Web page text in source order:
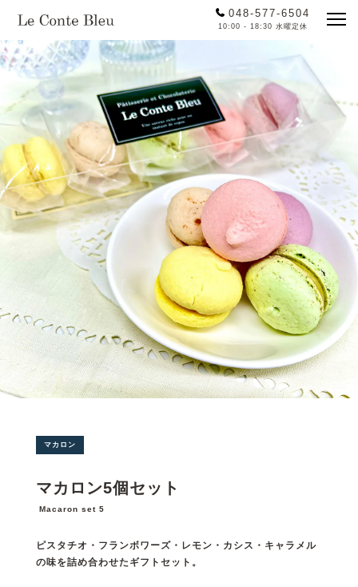
048-577-6504
10:00 - 18:30 水曜定休
マカロン
マカロン5個セット
Macaron set 5
ピスタチオ・フランボワーズ・レモン・カシス・キャラメル
の味を詰め合わせたギフトセット。